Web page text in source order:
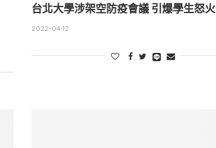
台北大學涉架空防疫會議 引爆學生怒火
2022-04-12